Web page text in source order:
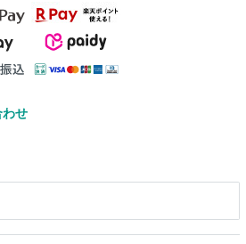
せ